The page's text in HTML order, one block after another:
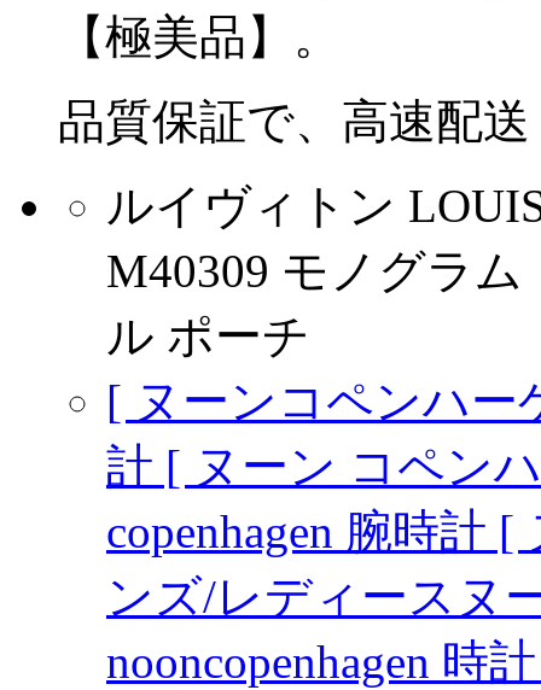
【極美品】。
品質保証で、高速配送
ルイヴィトン
M40309 モノグラ
ル ポーチ
[ ヌーンコペンハー
計 [ ヌーン コペン
copenhagen 腕時計
ンズ/レディースヌ
nooncopenhagen 時